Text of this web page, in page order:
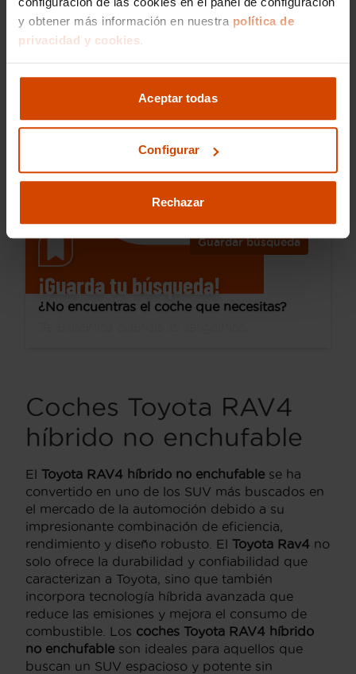
y obtener más información en nuestra política de
privacidad y cookies.
Aceptar todas
Configurar
Rechazar
Desde 428 € /mes*
Toyota Rav4
2021
139.863 km
Híbrido no enchufable
Automática
Armilla
Guardar búsqueda
¡Guarda tu búsqueda!
¿No encuentras el coche que necesitas?
Coches Toyota RAV4
híbrido no enchufable
El Toyota RAV4 híbrido no enchufable se ha
convertido en uno de los SUV más buscados en
el mercado de la automoción debido a su
impresionante combinación de eficiencia,
rendimiento y diseño robusto. El Toyota Rav4 no
solo ofrece la durabilidad y confiabilidad que
caracterizan a Toyota, sino que también
incorpora tecnología híbrida avanzada que
reduce las emisiones y mejora el consumo de
combustible. Los coches Toyota RAV4 híbrido
no enchufable son ideales para aquellos que
buscan un SUV espacioso y potente sin